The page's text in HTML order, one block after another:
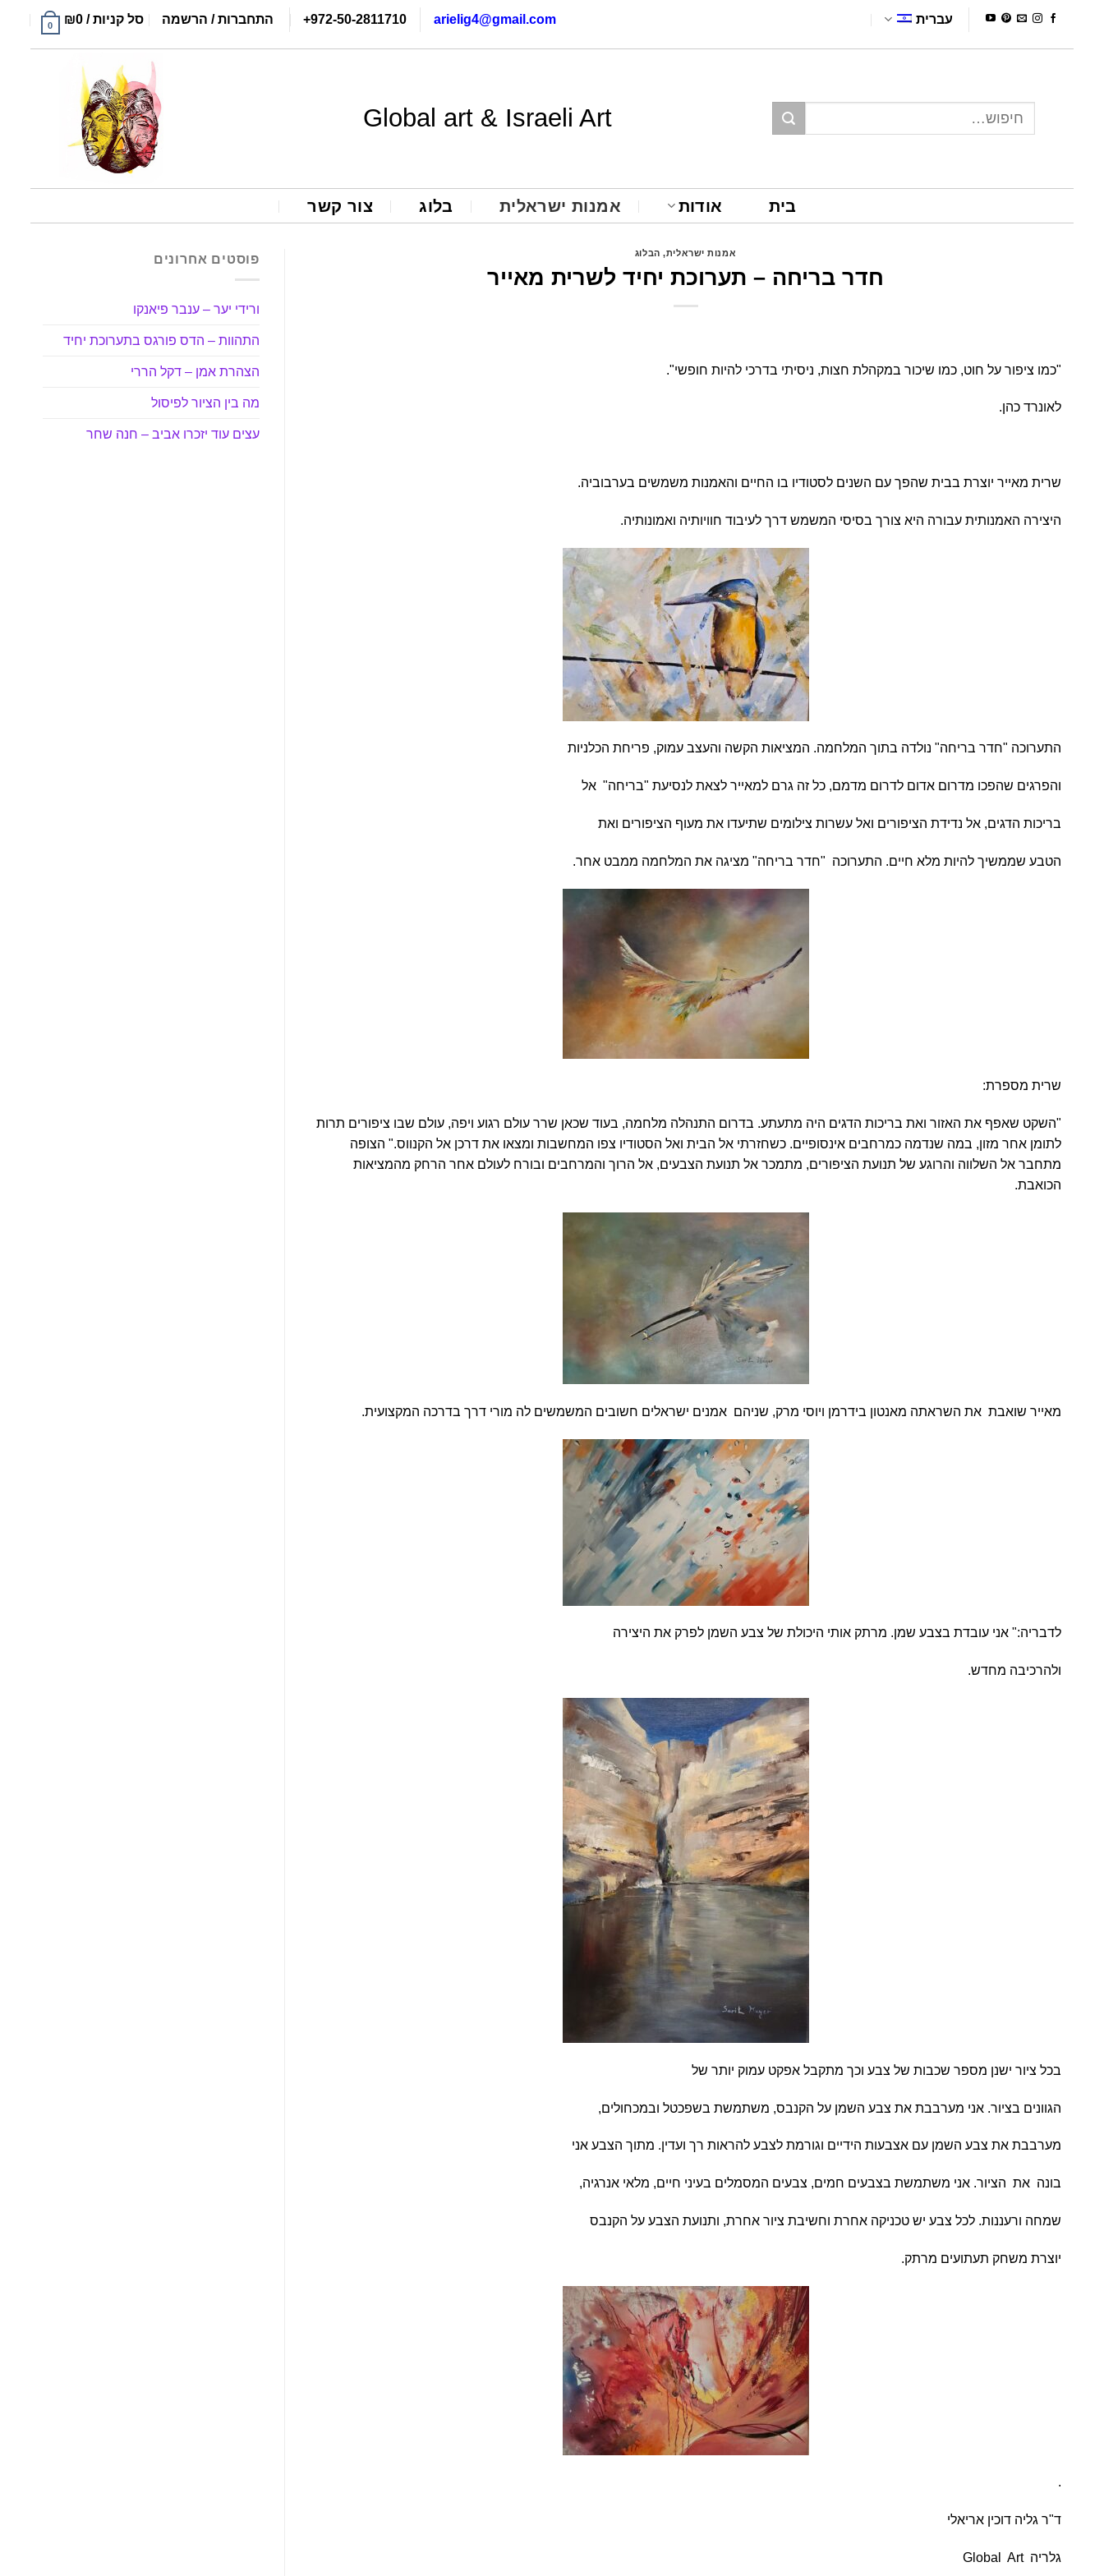
content
עברית arielig4@gmail.com
+972-50-2811710 התחברות / הרשמה סל קניות / ₪0
0
Global art & Israeli Art
עבור:
בית אודות אמנות ישראלית בלוג צור קשר
אמנות ישראלית, הבלוג
חדר בריחה – תערוכת יחיד לשרית מאייר
"כמו ציפור על חוט, כמו שיכור במקהלת חצות, ניסיתי בדרכי להיות חופשי".
לאונרד כהן.
שרית מאייר יוצרת בבית שהפך עם השנים לסטודיו בו החיים והאמנות משמשים בערבוביה.
היצירה האמנותית עבורה היא צורך בסיסי המשמש דרך לעיבוד חוויותיה ואמונותיה.
התערוכה "חדר בריחה" נולדה בתוך המלחמה. המציאות הקשה והעצב עמוק, פריחת הכלניות
והפרגים שהפכו מדרום אדום לדרום מדמם, כל זה גרם למאייר לצאת לנסיעת "בריחה" אל
בריכות הדגים, אל נדידת הציפורים ואל עשרות צילומים שתיעדו את מעוף הציפורים ואת
הטבע שממשיך להיות מלא חיים. התערוכה "חדר בריחה" מציגה את המלחמה ממבט אחר.
שרית מספרת:
"השקט שאפף את האזור ואת בריכות הדגים היה מתעתע. בדרום התנהלה מלחמה, בעוד שכאן שרר עולם רגוע ויפה, עולם שבו ציפורים תרות
לתומן אחר מזון, במה שנדמה כמרחבים אינסופיים. כשחזרתי אל הבית ואל הסטודיו צפו המחשבות ומצאו את דרכן אל הקנווס." הצופה
מתחבר אל השלווה והרוגע של תנועת הציפורים, מתמכר אל תנועת הצבעים, אל הרוך והמרחבים ובורח לעולם אחר הרחק מהמציאות
הכואבת.
מאייר שואבת את השראתה מאנטון בידרמן ויוסי מרק, שניהם אמנים ישראלים חשובים המשמשים לה מורי דרך בדרכה המקצועית.
לדבריה:" אני עובדת בצבע שמן. מרתק אותי היכולת של צבע השמן לפרק את היצירה
ולהרכיבה מחדש.
בכל ציור ישנן מספר שכבות של צבע וכך מתקבל אפקט עמוק יותר של
הגוונים בציור. אני מערבבת את צבע השמן על הקנבס, משתמשת בשפכטל ובמכחולים,
מערבבת את צבע השמן עם אצבעות הידיים וגורמת לצבע להראות רך ועדין. מתוך הצבע אני
בונה את הציור. אני משתמשת בצבעים חמים, צבעים המסמלים בעיני חיים, מלאי אנרגיה,
שמחה ורעננות. לכל צבע יש טכניקה אחרת וחשיבת ציור אחרת, ותנועת הצבע על הקנבס
יוצרת משחק תעתועים מרתק.
.
ד"ר גליה דוכין אריאלי
גלריה Global Art
פוסטים אחרונים
ורידי יער – ענבר פיאנקו
התהוות – הדס פורגס בתערוכת יחיד
הצהרת אמן – דקל הררי
מה בין הציור לפיסול
עצים עוד יזכרו אביב – חנה שחר